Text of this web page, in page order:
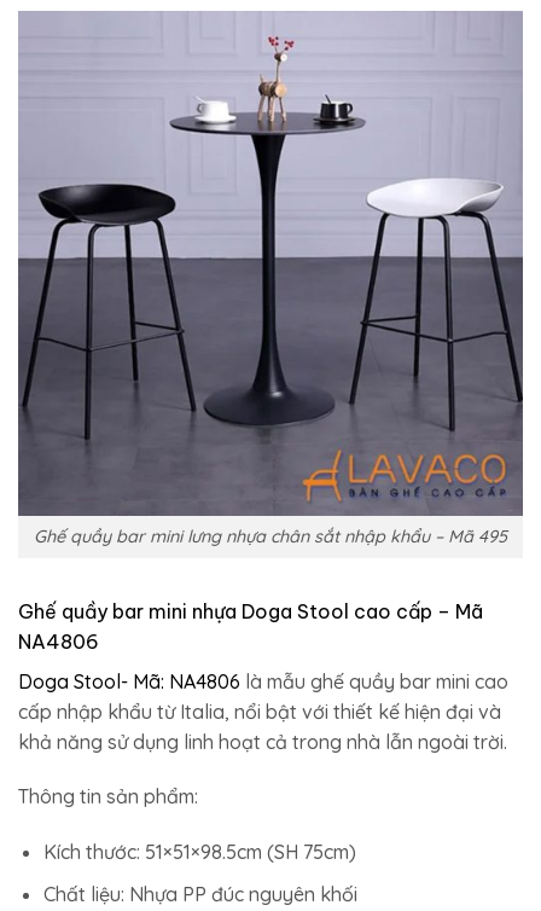
Ghế quầy bar mini lưng nhựa chân sắt nhập khẩu – Mã 495
Ghế quầy bar mini nhựa Doga Stool cao cấp – Mã
NA4806
Doga Stool- Mã: NA4806 là mẫu ghế quầy bar mini cao
cấp nhập khẩu từ Italia, nổi bật với thiết kế hiện đại và
khả năng sử dụng linh hoạt cả trong nhà lẫn ngoài trời.
Thông tin sản phẩm:
Kích thước: 51×51×98.5cm (SH 75cm)
Chất liệu: Nhựa PP đúc nguyên khối